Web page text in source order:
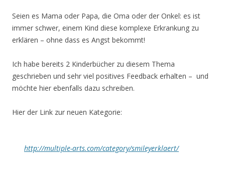
Seien es Mama oder Papa, die Oma oder der Onkel: es ist
immer schwer, einem Kind diese komplexe Erkrankung zu
erklären – ohne dass es Angst bekommt!
Ich habe bereits 2 Kinderbücher zu diesem Thema
geschrieben und sehr viel positives Feedback erhalten – und
möchte hier ebenfalls dazu schreiben.
Hier der Link zur neuen Kategorie:
http://multiple-arts.com/category/smileyerklaert/